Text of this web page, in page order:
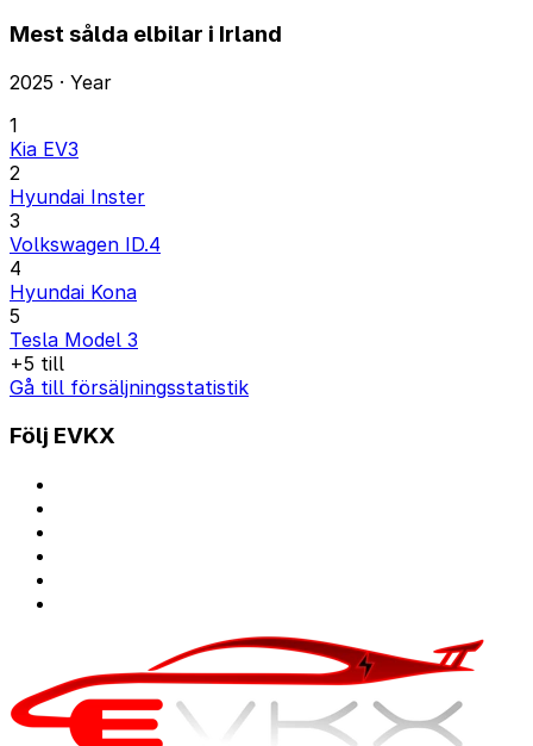
Mest sålda elbilar i Irland
2025 · Year
1
Kia EV3
2
Hyundai Inster
3
Volkswagen ID.4
4
Hyundai Kona
5
Tesla Model 3
+5 till
Gå till försäljningsstatistik
Följ EVKX